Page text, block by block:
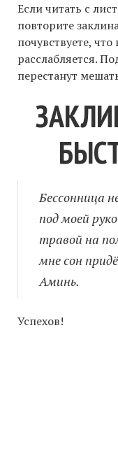
Если читать с
повторите
почувствуете,
расслабляется.
перестанут
Бессонница
под моей
травой на
мне сон
Аминь.
Успехов!